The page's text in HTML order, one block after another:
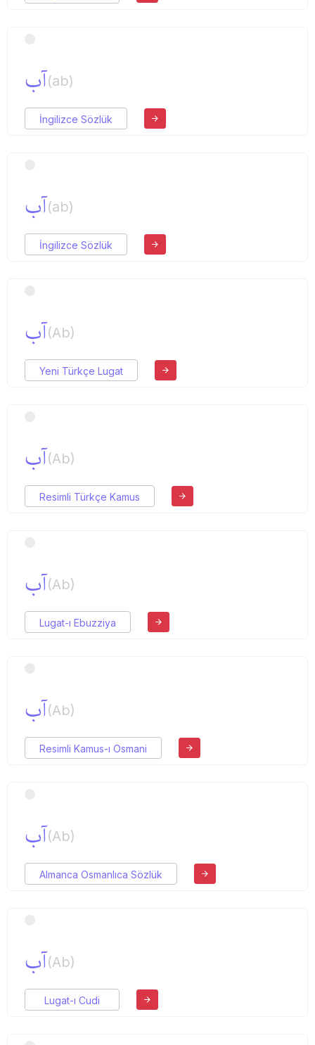
آب(ab)
İngilizce Sözlük
آب(ab)
İngilizce Sözlük
آب(Ab)
Yeni Türkçe Lugat
آب(Ab)
Resimli Türkçe Kamus
آب(Ab)
Lugat-ı Ebuzziya
آب(Ab)
Resimli Kamus-ı Osmani
آب(Ab)
Almanca Osmanlıca Sözlük
آب(Ab)
Lugat-ı Cudi